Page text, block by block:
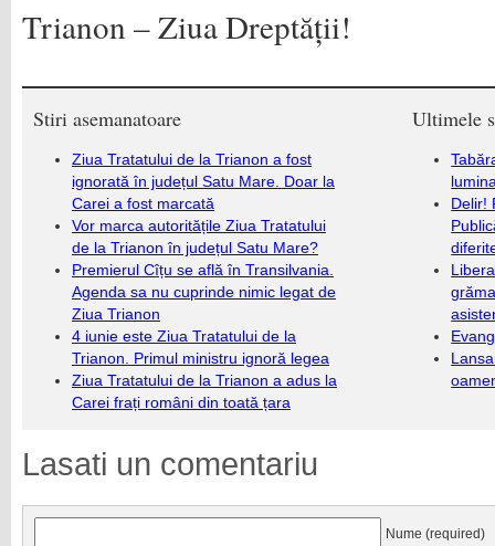
Trianon – Ziua Dreptății!
Stiri asemanatoare
Ziua Tratatului de la Trianon a fost
ignorată în județul Satu Mare. Doar la
Carei a fost marcată
Vor marca autoritățile Ziua Tratatului
de la Trianon în județul Satu Mare?
Premierul Cîțu se află în Transilvania.
Agenda sa nu cuprinde nimic legat de
Ziua Trianon
4 iunie este Ziua Tratatului de la
Trianon. Primul ministru ignoră legea
Ziua Tratatului de la Trianon a adus la
Carei frați români din toată țara
Ultimele
Delir!
Lasati un comentariu
Nume (required)